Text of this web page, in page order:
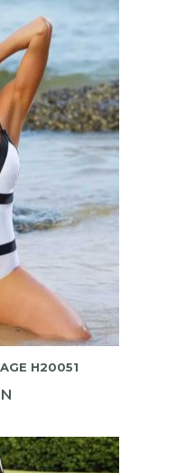
H20051